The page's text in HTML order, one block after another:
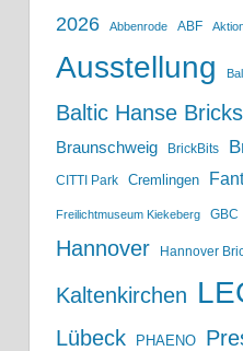
2026 Abbenrode ABF
Ausstellung
Baltic Hanse Bricks
Braunschweig BrickBits
CITTI Park Cremlingen
Freilichtmuseum Kiekeberg GBC
Hannover Hannover
Kaltenkirchen
Lübeck PHAENO